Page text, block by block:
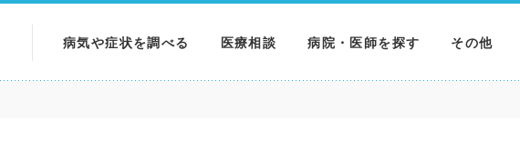
病気や症状を調べる
病気を調べる
医療相談 病院・医師を探す
病院を探す
その他
MNニュー